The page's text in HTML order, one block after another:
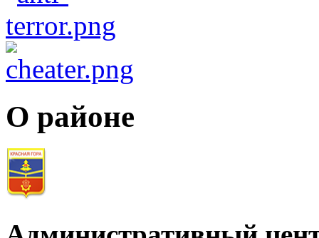
О районе